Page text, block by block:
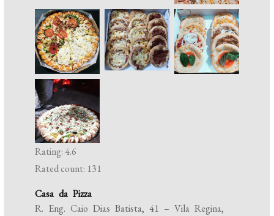
Rating: 4.6
Rated count: 131
Casa da Pizza
R. Eng. Caio Dias Batista, 41 – Vila Regina,